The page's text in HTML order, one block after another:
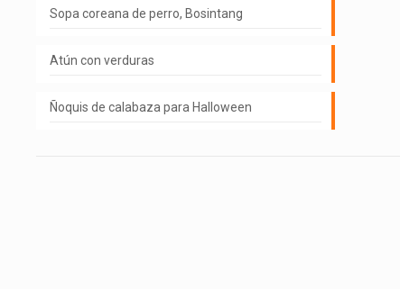
Sopa coreana de perro, Bosintang
Atún con verduras
Ñoquis de calabaza para Halloween